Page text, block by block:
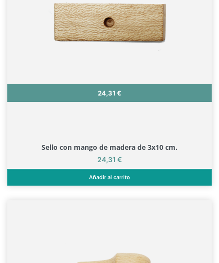
Precio
24,31 €
Sello con mango de madera de 3x10 cm.
Precio
24,31 €
Añadir al carrito